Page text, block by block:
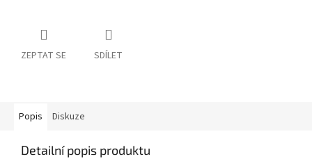
ZEPTAT SE SDÍLET
Popis Diskuze
Detailní popis produktu